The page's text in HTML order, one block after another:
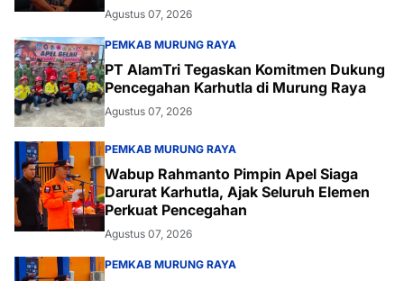
Agustus 07, 2026
PEMKAB MURUNG RAYA
PT AlamTri Tegaskan Komitmen Dukung
Pencegahan Karhutla di Murung Raya
Agustus 07, 2026
PEMKAB MURUNG RAYA
Wabup Rahmanto Pimpin Apel Siaga
Darurat Karhutla, Ajak Seluruh Elemen
Perkuat Pencegahan
Agustus 07, 2026
PEMKAB MURUNG RAYA